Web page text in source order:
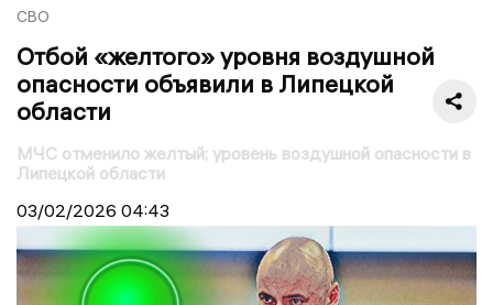
СВО
Отбой «желтого» уровня воздушной
опасности объявили в Липецкой
области
МЧС отменило желтый; уровень воздушной опасности в
Липецкой области
03/02/2026 04:43